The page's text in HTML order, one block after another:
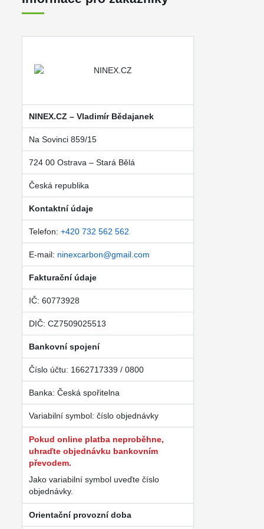
NINEX.CZ – Vladimír Bědajanek
Na Sovinci 859/15
724 00 Ostrava – Stará Bělá
Česká republika
Kontaktní údaje
Telefon: +420 732 562 562
E-mail: ninexcarbon@gmail.com
Fakturační údaje
IČ: 60773928
DIČ: CZ7509025513
Bankovní spojení
Číslo účtu: 1662717339 / 0800
Banka: Česká spořitelna
Variabilní symbol: číslo objednávky
Pokud online platba neproběhne,
uhraďte objednávku bankovním
převodem.
Jako variabilní symbol uveďte číslo
objednávky.
Orientační provozní doba